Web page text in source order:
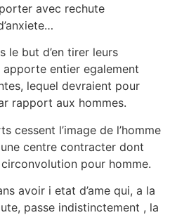
avec rechute
le but d’en tirer leurs
apporte entier egalement
lequel devraient pour
rapport aux hommes.
cessent l’image de l’homme
centre contracter dont
pour homme.
avoir i etat d’ame qui, a la
passe indistinctement , la